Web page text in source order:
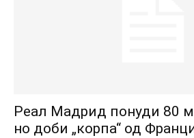
Реал Мадрид понуди 80
но доби „корпа“ од